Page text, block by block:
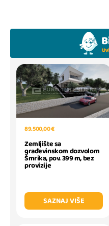
89.500,00 €
Zemljište sa
građevinskom dozvolom
Šmrika, pov. 399 m, bez
provizije
SAZNAJ VIŠE